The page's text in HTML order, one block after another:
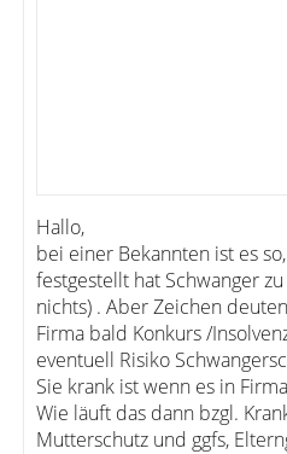
Hallo,
bei einer Bekannten ist es
festgestellt hat Schwanger
nichts) . Aber Zeichen
Firma bald Konkurs /
eventuell Risiko
Sie krank ist wenn es in
Wie läuft das dann bzgl.
Mutterschutz und ggfs,